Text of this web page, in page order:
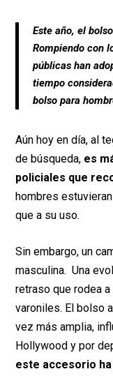
Este año, el
Rompiendo con
públicas han
tiempo
bolso para
Aún hoy en día, al
de búsqueda, es
policiales que
hombres
que a su uso.
Sin embargo, un
masculina. Una
retraso que rodea
varoniles. El bolso
vez más amplia,
Hollywood y por
este accesorio